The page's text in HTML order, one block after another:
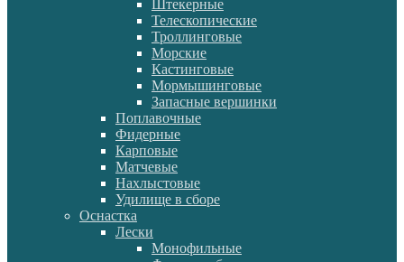
Штекерные
Телескопические
Троллинговые
Морские
Кастинговые
Мормышинговые
Запасные вершинки
Поплавочные
Фидерные
Карповые
Матчевые
Нахлыстовые
Удилище в сборе
Оснастка
Лески
Монофильные